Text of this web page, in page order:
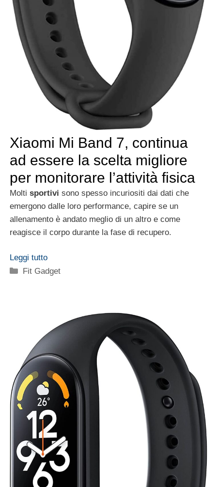
Xiaomi Mi Band 7, continua
ad essere la scelta migliore
per monitorare l’attività fisica
Molti sportivi sono spesso incuriositi dai dati che
emergono dalle loro performance, capire se un
allenamento è andato meglio di un altro e come
reagisce il corpo durante la fase di recupero.
Leggi tutto
Categorie
Fit Gadget